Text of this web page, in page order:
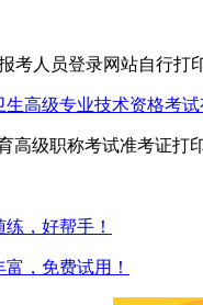
考人员登录网站自行打
生高级专业技术资格考
高级职称考试准考证
，好帮手！
，免费试用！